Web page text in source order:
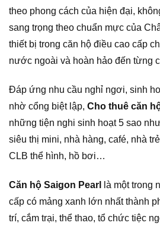
theo phong cách của hiện đại,
sang trọng theo chuẩn mực của
thiết bị trong căn hộ điều cao cấp
nước ngoài và hoàn hảo đến từng
Đáp ứng nhu cầu nghỉ ngơi, sinh
nhờ cổng biệt lập, Cho thuê căn
những tiện nghi sinh hoạt 5 sao
siêu thị mini, nhà hàng, café, nhà
CLB thể hình, hồ bơi…
Căn hộ Saigon Pearl
là một trong
cấp có mảng xanh lớn nhất thành
trí, cắm trại, thể thao, tổ chức tiệc